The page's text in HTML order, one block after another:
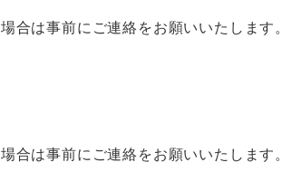
は事前にご連絡をお願いいたします。
は事前にご連絡をお願いいたします。